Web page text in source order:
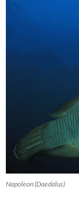
Napoleon (Daedalus)